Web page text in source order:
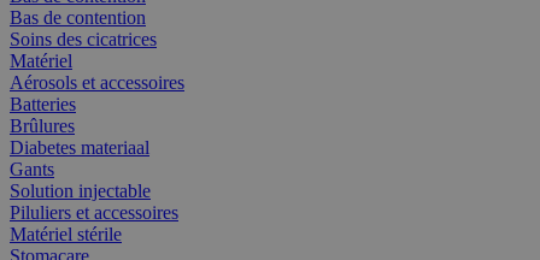
Bas de contention
Soins des cicatrices
Matériel
Aérosols et accessoires
Batteries
Brûlures
Diabetes materiaal
Gants
Solution injectable
Piluliers et accessoires
Matériel stérile